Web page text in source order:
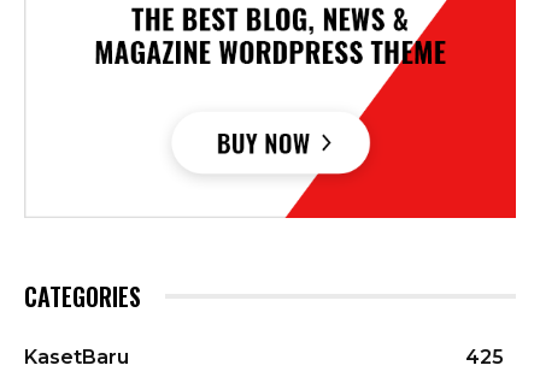
CATEGORIES
KasetBaru
425